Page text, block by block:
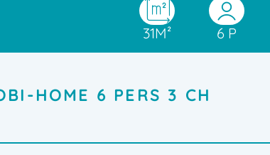
31M² 6 P
HOME 6 PERS 3 CH